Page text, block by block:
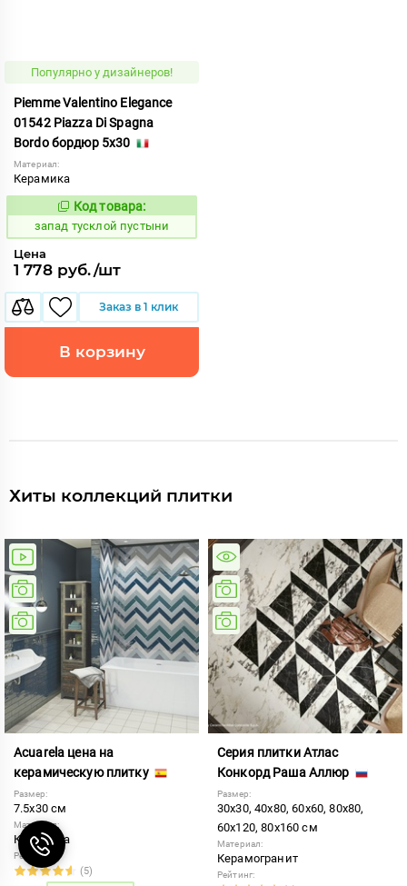
Популярно у дизайнеров!
Piemme Valentino Elegance
01542 Piazza Di Spagna
Bordo бордюр 5x30
Материал:
Керамика
419575
Код товара:
запад тусклой пустыни
Цена
1 778 руб./шт
Заказ в 1 клик
В корзину
Хиты коллекций плитки
Acuarela цена на
керамическую плитку
Размер:
7.5x30 см
Материал:
Керамика
Рейтинг:
(5)
Серия плитки Атлас
Конкорд Раша Аллюр
Размер:
30x30, 40x80, 60x60, 80x80,
60x120, 80x160 см
Материал:
Керамогранит
Рейтинг: